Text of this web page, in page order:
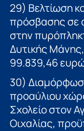
29) Βελτίωση
πρόσβασης σε
στην
Δυτικής
99.839,46
30)
προαύλιου
Σχολείο στον
Οιχαλίας,